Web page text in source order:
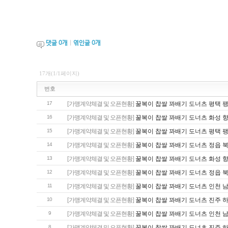
댓글 0개 엮인글 0개
17개(1/1페이지)
번호
17 [가맹계약체결 및 오픈현황] 꿀복이 찹쌀 꽈배기 도너츠 평택
16 [가맹계약체결 및 오픈현황] 꿀복이 찹쌀 꽈배기 도너츠 화성
15 [가맹계약체결 및 오픈현황] 꿀복이 찹쌀 꽈배기 도너츠 평택
14 [가맹계약체결 및 오픈현황] 꿀복이 찹쌀 꽈배기 도너츠 정읍
13 [가맹계약체결 및 오픈현황] 꿀복이 찹쌀 꽈배기 도너츠 화성
12 [가맹계약체결 및 오픈현황] 꿀복이 찹쌀 꽈배기 도너츠 정읍
11 [가맹계약체결 및 오픈현황] 꿀복이 찹쌀 꽈배기 도너츠 인천
10 [가맹계약체결 및 오픈현황] 꿀복이 찹쌀 꽈배기 도너츠 진주
9 [가맹계약체결 및 오픈현황] 꿀복이 찹쌀 꽈배기 도너츠 인천
8